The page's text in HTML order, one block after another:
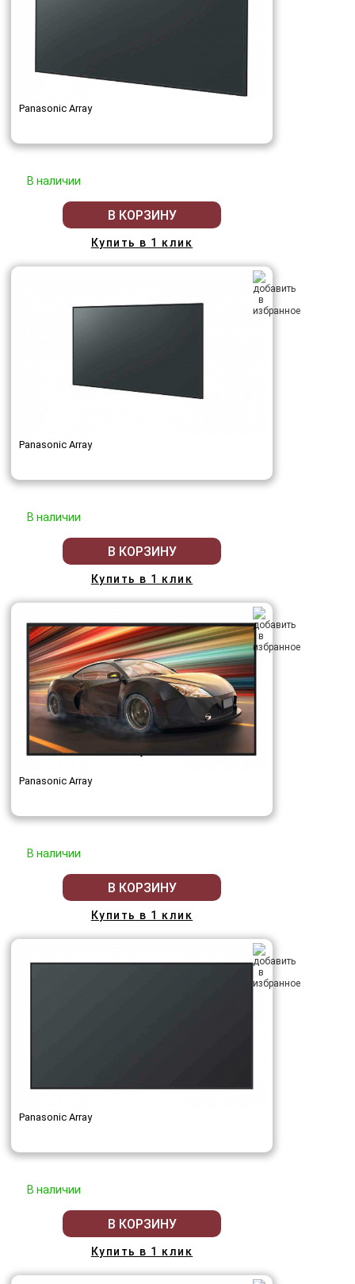
Panasonic Array
В наличии
В КОРЗИНУ
Купить в 1 клик
Panasonic Array
В наличии
В КОРЗИНУ
Купить в 1 клик
Panasonic Array
В наличии
В КОРЗИНУ
Купить в 1 клик
Panasonic Array
В наличии
В КОРЗИНУ
Купить в 1 клик